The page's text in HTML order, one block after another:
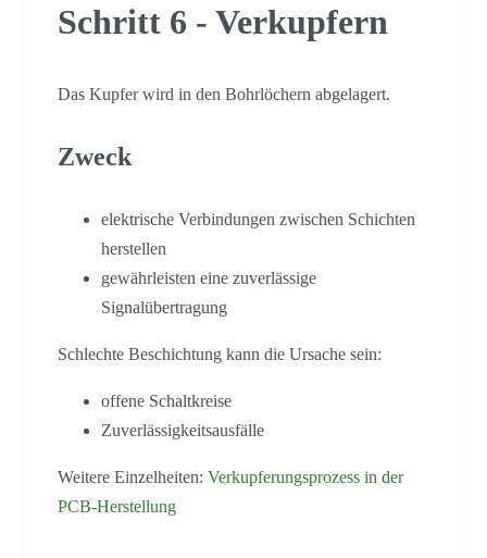
Schritt 6 - Verkupfern
Das Kupfer wird in den Bohrlöchern abgelagert.
Zweck
elektrische Verbindungen zwischen Schichten
herstellen
gewährleisten eine zuverlässige
Signalübertragung
Schlechte Beschichtung kann die Ursache sein:
offene Schaltkreise
Zuverlässigkeitsausfälle
Weitere Einzelheiten: Verkupferungsprozess in der
PCB-Herstellung